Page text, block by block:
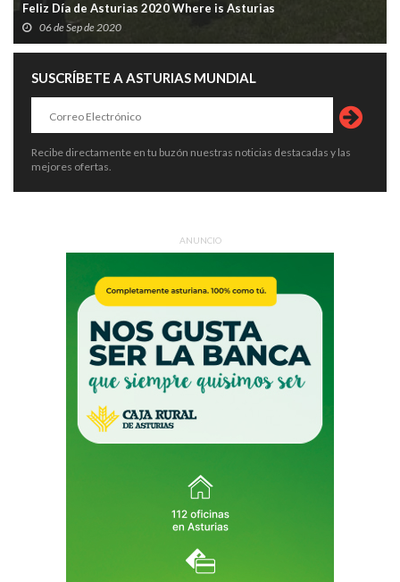
Feliz Día de Asturias 2020 Where is Asturias
06 de Sep de 2020
SUSCRÍBETE A ASTURIAS MUNDIAL
Recibe directamente en tu buzón nuestras noticias destacadas y las
mejores ofertas.
ANUNCIO